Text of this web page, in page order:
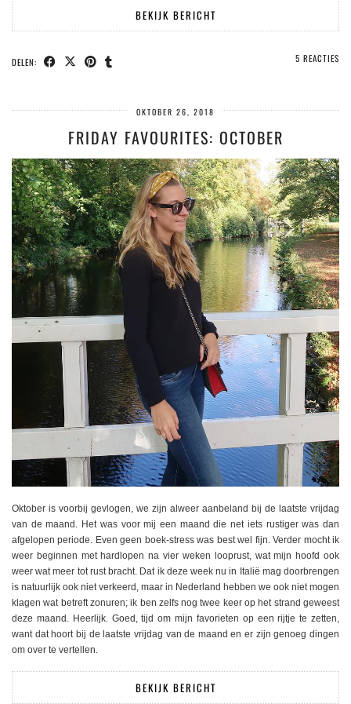
BEKIJK BERICHT
DELEN: 5 REACTIES
OKTOBER 26, 2018
FRIDAY FAVOURITES: OCTOBER
Oktober is voorbij gevlogen, we zijn alweer aanbeland bij de laatste vrijdag
van de maand. Het was voor mij een maand die net iets rustiger was dan
afgelopen periode. Even geen boek-stress was best wel fijn. Verder mocht ik
weer beginnen met hardlopen na vier weken looprust, wat mijn hoofd ook
weer wat meer tot rust bracht. Dat ik deze week nu in Italië mag doorbrengen
is natuurlijk ook niet verkeerd, maar in Nederland hebben we ook niet mogen
klagen wat betreft zonuren; ik ben zelfs nog twee keer op het strand geweest
deze maand. Heerlijk. Goed, tijd om mijn favorieten op een rijtje te zetten,
want dat hoort bij de laatste vrijdag van de maand en er zijn genoeg dingen
om over te vertellen.
BEKIJK BERICHT